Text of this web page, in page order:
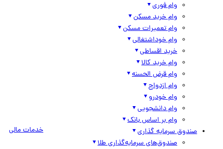
وام فوری
وام خرید مسکن
وام تعمیرات مسکن
وام خوداشتغالی
خرید اقساطی
وام خرید کالا
وام قرض الحسنه
وام ازدواج
وام خودرو
وام دانشجویی
وام بر اساس بانک
صندوق سرمایه گذاری
صندوق‌های سرمایه‌گذاری طلا
خدمات مالی